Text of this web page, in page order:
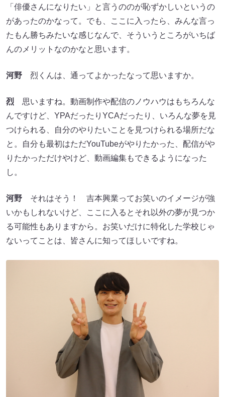
「俳優さんになりたい」と言うののが恥ずかしいというの
があったのかなって。でも、ここに入ったら、みんな言っ
たもん勝ちみたいな感じなんで、そういうところがいちば
んのメリットなのかなと思います。
河野 烈くんは、通ってよかったなって思いますか。
烈 思いますね。動画制作や配信のノウハウはもちろんな
んですけど、YPAだったりYCAだったり、いろんな夢を見
つけられる、自分のやりたいことを見つけられる場所だな
と。自分も最初はただYouTubeがやりたかった、配信がや
りたかっただけやけど、動画編集もできるようになった
し。
河野 それはそう！ 吉本興業ってお笑いのイメージが強
いかもしれないけど、ここに入るとそれ以外の夢が見つか
る可能性もありますから。お笑いだけに特化した学校じゃ
ないってことは、皆さんに知ってほしいですね。